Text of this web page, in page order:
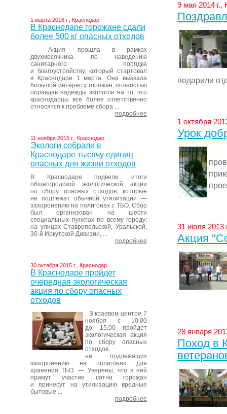
1 марта 2016 г., Краснодар
В Краснодаре горожане сдали
более 500 кг опасных отходов
— Акция прошла в рамках
двухмесячника по наведению
санитарного порядка
и благоустройству, который стартовал
в Краснодаре 1 марта. Она вызвала
большой интерес у горожан, полностью
оправдав надежды экологов на то, что
краснодарцы все более ответственно
относятся к проблеме сбора ...
подробнее
11 ноября 2015 г., Краснодар
Экологи собрали в
Краснодаре тысячу единиц
опасных для жизни отходов
В Краснодаре подвели итоги
общегородской экологической акции
по сбору опасных отходов, которые
не подлежат обычной утилизации —
захоронению на полигонах с ТБО. Сбор
был организован на шести
специальных пунктах по всему городу:
на улицах Ставропольской, Уральской,
30-й Иркутской Дивизии, ...
подробнее
30 октября 2015 г., Краснодар
В Краснодаре пройдет
очередная экологическая
акция по сбору опасных
отходов
В краевом центре 7
ноября с 10.00
до 15.00 пройдет
экологическая акция
по сбору опасных
отходов,
не подлежащих
захоронению на полигонах для
хранения ТБО. — Уверены, что в ней
примут участие сотни горожан
и принесут на утилизацию вредные
бытовые ...
подробнее
9 мая 2014 г.,
подарили
1 октября
Урок
31 июля 2013
Акция
28 января
Поход в